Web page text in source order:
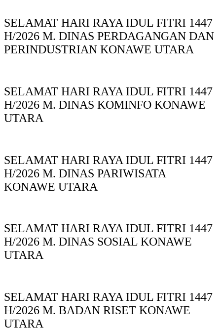
SELAMAT HARI RAYA IDUL FITRI 1447
H/2026 M. DINAS PERDAGANGAN DAN
PERINDUSTRIAN KONAWE UTARA
SELAMAT HARI RAYA IDUL FITRI 1447
H/2026 M. DINAS KOMINFO KONAWE
UTARA
SELAMAT HARI RAYA IDUL FITRI 1447
H/2026 M. DINAS PARIWISATA
KONAWE UTARA
SELAMAT HARI RAYA IDUL FITRI 1447
H/2026 M. DINAS SOSIAL KONAWE
UTARA
SELAMAT HARI RAYA IDUL FITRI 1447
H/2026 M. BADAN RISET KONAWE
UTARA